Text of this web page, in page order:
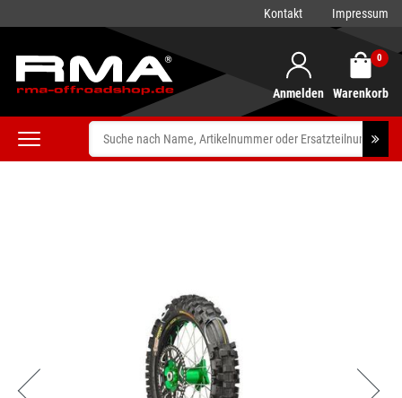
Kontakt Impressum
Anmelden
0
Warenkorb